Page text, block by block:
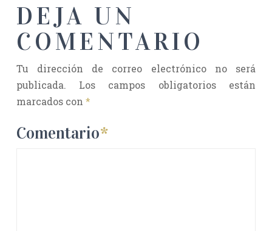
DEJA UN
COMENTARIO
Tu dirección de correo electrónico no será
publicada.
Los campos obligatorios están
marcados con *
Comentario*